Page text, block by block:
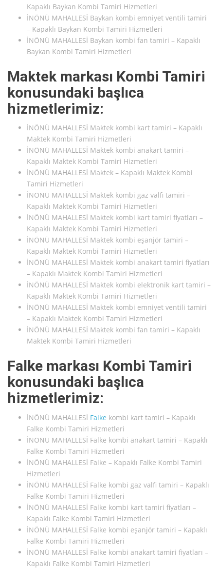
Kapaklı Baykan Kombi Tamiri Hizmetleri
İNÖNÜ MAHALLESİ Baykan kombi emniyet ventili tamiri
– Kapaklı Baykan Kombi Tamiri Hizmetleri
İNÖNÜ MAHALLESİ Baykan kombi fan tamiri – Kapaklı
Baykan Kombi Tamiri Hizmetleri
Maktek markası Kombi Tamiri
konusundaki başlıca
hizmetlerimiz:
İNÖNÜ MAHALLESİ Maktek kombi kart tamiri – Kapaklı
Maktek Kombi Tamiri Hizmetleri
İNÖNÜ MAHALLESİ Maktek kombi anakart tamiri –
Kapaklı Maktek Kombi Tamiri Hizmetleri
İNÖNÜ MAHALLESİ Maktek – Kapaklı Maktek Kombi
Tamiri Hizmetleri
İNÖNÜ MAHALLESİ Maktek kombi gaz valfi tamiri –
Kapaklı Maktek Kombi Tamiri Hizmetleri
İNÖNÜ MAHALLESİ Maktek kombi kart tamiri fiyatları –
Kapaklı Maktek Kombi Tamiri Hizmetleri
İNÖNÜ MAHALLESİ Maktek kombi eşanjör tamiri –
Kapaklı Maktek Kombi Tamiri Hizmetleri
İNÖNÜ MAHALLESİ Maktek kombi anakart tamiri fiyatları
– Kapaklı Maktek Kombi Tamiri Hizmetleri
İNÖNÜ MAHALLESİ Maktek kombi elektronik kart tamiri –
Kapaklı Maktek Kombi Tamiri Hizmetleri
İNÖNÜ MAHALLESİ Maktek kombi emniyet ventili tamiri
– Kapaklı Maktek Kombi Tamiri Hizmetleri
İNÖNÜ MAHALLESİ Maktek kombi fan tamiri – Kapaklı
Maktek Kombi Tamiri Hizmetleri
Falke markası Kombi Tamiri
konusundaki başlıca
hizmetlerimiz:
İNÖNÜ MAHALLESİ Falke kombi kart tamiri – Kapaklı
Falke Kombi Tamiri Hizmetleri
İNÖNÜ MAHALLESİ Falke kombi anakart tamiri – Kapaklı
Falke Kombi Tamiri Hizmetleri
İNÖNÜ MAHALLESİ Falke – Kapaklı Falke Kombi Tamiri
Hizmetleri
İNÖNÜ MAHALLESİ Falke kombi gaz valfi tamiri – Kapaklı
Falke Kombi Tamiri Hizmetleri
İNÖNÜ MAHALLESİ Falke kombi kart tamiri fiyatları –
Kapaklı Falke Kombi Tamiri Hizmetleri
İNÖNÜ MAHALLESİ Falke kombi eşanjör tamiri – Kapaklı
Falke Kombi Tamiri Hizmetleri
İNÖNÜ MAHALLESİ Falke kombi anakart tamiri fiyatları –
Kapaklı Falke Kombi Tamiri Hizmetleri